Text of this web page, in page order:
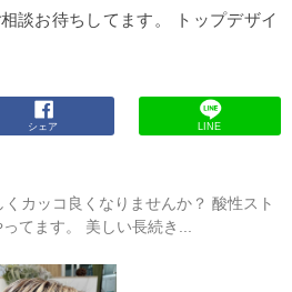
談お待ちしてます。 トップデザイ
シェア LINE
カッコ良くなりませんか？ 酸性スト
てます。 美しい長続き...